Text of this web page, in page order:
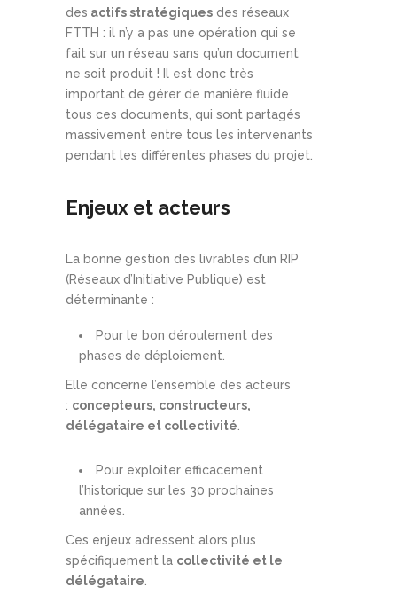
des actifs stratégiques des réseaux
FTTH : il n’y a pas une opération qui se
fait sur un réseau sans qu’un document
ne soit produit ! Il est donc très
important de gérer de manière fluide
tous ces documents, qui sont partagés
massivement entre tous les intervenants
pendant les différentes phases du projet.
Enjeux et acteurs
La bonne gestion des livrables d’un RIP
(Réseaux d’Initiative Publique) est
déterminante :
Pour le bon déroulement des
phases de déploiement.
Elle concerne l’ensemble des acteurs
: concepteurs, constructeurs,
délégataire et collectivité
Pour exploiter efficacement
l’historique sur les 30 prochaines
années.
Ces enjeux adressent alors plus
spécifiquement la collectivité et le
délégataire